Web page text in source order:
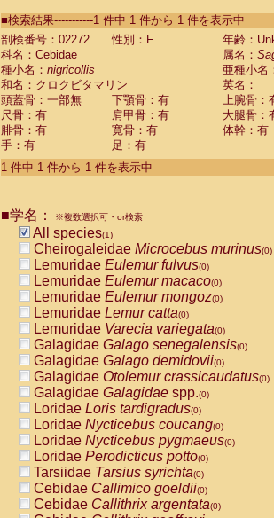
CebidaeSaguinus labiatus(0)
Cebidae Saguinus leucopus (0)
Cebidae
CebidaeSaguinus mystax
CebidaeSaguinus nigricollis (1)
Cebidae Saguinus oedipus
Cebidae Saguinus weddelli
Cebidae Saguinusspp.
Cebidae Aotus trivirgatus
Cebidae Cebus albifrons
CebidaeCebus nigrivittatus
CebidaeCebus
CebidaeSaimiri boliviensis(0)
CebidaeSaimiri sciureus(0)
AtelidaeAlouatta caraya(0)
AtelidaeAlouatta fusca(0)
AtelidaeAlouatta seniculus
AtelidaeAlouattaspp.(0)
AtelidaeAteles belzebuth(0)
AtelidaeAteles geoffroyi(0)
AtelidaeAteles paniscus(0)
AtelidaeAtelesspp.(0)
Atelidae Lagothrix lagothricha
AtelidaeLagothrix lagothricha cana
PitheciidaeCacajao calvus
PitheciidaeCallicebus cupreus
PitheciidaeCallicebus donacophilus
PitheciidaeCallicebus moloch
PitheciidaeCallicebus torquatus
■検索結果-----------1 件中 1 件から 1 件を表示中
剖検番号：02272
性別：F
年齢：
科名：Cebidae
属名：
種小名： nigricollis
亜種小名
和名：クロクビタマリン
英名：
頭蓋骨：一部無
下顎骨：有
上腕骨：
尺骨：有
肩甲骨：有
大腿骨：
腓骨：有
寛骨：有
体幹：有
手：有
足：有
1 件中 1 件から 1 件を表示中
■学名： ※複数選択可・or検索
All species(1)
Cheirogaleidae Microcebus murinus(0)
Lemuridae Eulemur fulvus(0)
Lemuridae Eulemur macaco(0)
Lemuridae Eulemur mongoz(0)
Lemuridae Lemur catta(0)
Lemuridae Varecia variegata(0)
Galagidae Galago senegalensis(0)
Galagidae Galago demidovii(0)
Galagidae Otolemur crassicaudatus(0)
Galagidae Galagidae spp.(0)
Loridae Loris tardigradus(0)
Loridae Nycticebus coucang(0)
Loridae Nycticebus pygmaeus(0)
Loridae Perodicticus potto(0)
Tarsiidae Tarsius syrichta(0)
Cebidae Callimico goeldii(0)
Cebidae Callithrix argentata(0)